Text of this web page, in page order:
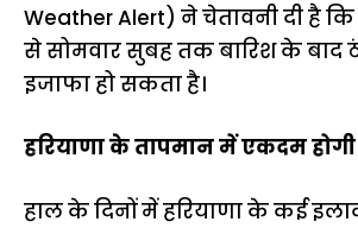
Weather Alert) ने चेतावनी दी है कि
से सोमवार सुबह तक बारिश के बाद
इजाफा हो सकता है।
हरियाणा के तापमान में एकदम होगी
हाल के दिनों में हरियाणा के कई